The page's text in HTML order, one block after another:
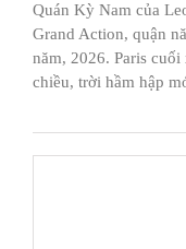
Quán Kỳ Nam của
Grand Action, quận
năm, 2026. Paris
chiều, trời hầm hập